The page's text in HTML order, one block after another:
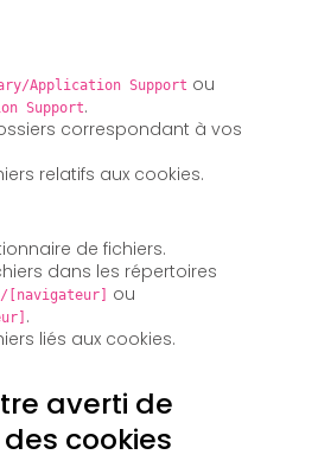
Application Support ou
Support.
correspondant à vos
relatifs aux cookies.
de fichiers.
dans les répertoires
ou
.
liés aux cookies.
averti de
cookies